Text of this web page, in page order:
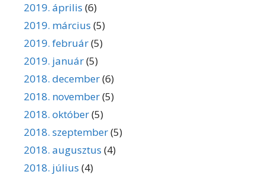
2019. április (6)
2019. március (5)
2019. február(5)
2019. január(5)
2018. december(6)
2018. november(5)
2018. október(5)
2018. szeptember(5)
2018. augusztus (4)
2018. július (4)